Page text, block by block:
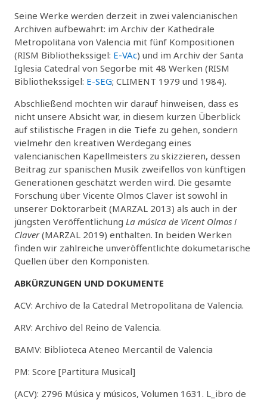
Seine Werke werden derzeit in zwei valencianischen
Archiven aufbewahrt: im Archiv der Kathedrale
Metropolitana von Valencia mit fünf Kompositionen
(RISM Bibliothekssigel: E-VAc) und im Archiv der Santa
Iglesia Catedral von Segorbe mit 48 Werken (RISM
Bibliothekssigel: E-SEG; CLIMENT 1979 und 1984).
Abschließend möchten wir darauf hinweisen, dass es
nicht unsere Absicht war, in diesem kurzen Überblick
auf stilistische Fragen in die Tiefe zu gehen, sondern
vielmehr den kreativen Werdegang eines
valencianischen Kapellmeisters zu skizzieren, dessen
Beitrag zur spanischen Musik zweifellos von künftigen
Generationen geschätzt werden wird. Die gesamte
Forschung über Vicente Olmos Claver ist sowohl in
unserer Doktorarbeit (MARZAL 2013) als auch in der
jüngsten Veröffentlichung La música de Vicent Olmos i
Claver(MARZAL 2019) enthalten. In beiden Werken
finden wir zahlreiche unveröffentlichte dokumetarische
Quellen über den Komponisten.
ABKÜRZUNGEN UND DOKUMENTE
ACV: Archivo de la Catedral Metropolitana de Valencia.
ARV: Archivo del Reino de Valencia.
BAMV: Biblioteca Ateneo Mercantil de Valencia
PM: Score [Partitura Musical]
(ACV): 2796 Música y músicos, Volumen 1631. L_ibro de